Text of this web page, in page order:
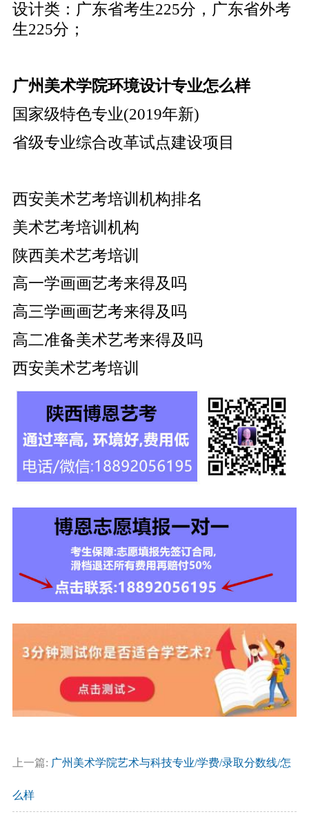
设计类：广东省考生225分，广东省外考
生225分；
广州美术学院环境设计专业怎么样
国家级特色专业(2019年新)
省级专业综合改革试点建设项目
西安美术艺考培训机构排名
美术艺考培训机构
陕西美术艺考培训
高一学画画艺考来得及吗
高三学画画艺考来得及吗
高二准备美术艺考来得及吗
西安美术艺考培训
上一篇: 广州美术学院艺术与科技专业/学费/录取分数线/怎
么样